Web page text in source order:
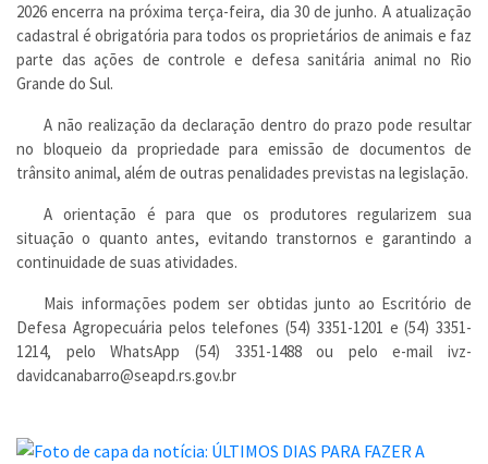
2026 encerra na próxima terça-feira, dia 30 de junho. A atualização
cadastral é obrigatória para todos os proprietários de animais e faz
parte das ações de controle e defesa sanitária animal no Rio
Grande do Sul.
A não realização da declaração dentro do prazo pode resultar
no bloqueio da propriedade para emissão de documentos de
trânsito animal, além de outras penalidades previstas na legislação.
A orientação é para que os produtores regularizem sua
situação o quanto antes, evitando transtornos e garantindo a
continuidade de suas atividades.
Mais informações podem ser obtidas junto ao Escritório de
Defesa Agropecuária pelos telefones (54) 3351-1201 e (54) 3351-
1214, pelo WhatsApp (54) 3351-1488 ou pelo e-mail ivz-
davidcanabarro@seapd.rs.gov.br